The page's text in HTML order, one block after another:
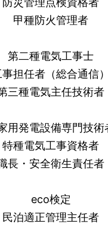
甲種防火管理者
第二種電気工事士
事担任者（総合通信）
三種電気主任技術者
用発電設備専門技術
特種電気工事資格者
長・安全衛生責任者
eco検定
民泊適正管理主任者